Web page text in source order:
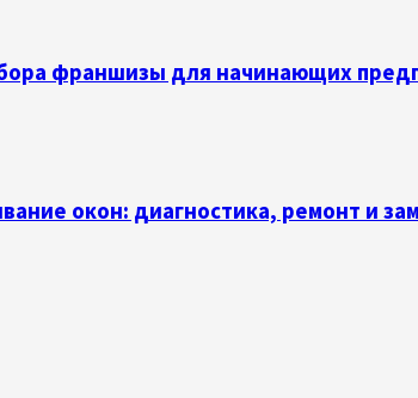
франшизы для начинающих
окон: диагностика, ремонт и